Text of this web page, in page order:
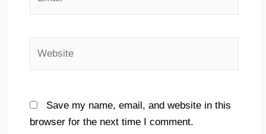
Save my name, email, and website in this
browser for the next time I comment.